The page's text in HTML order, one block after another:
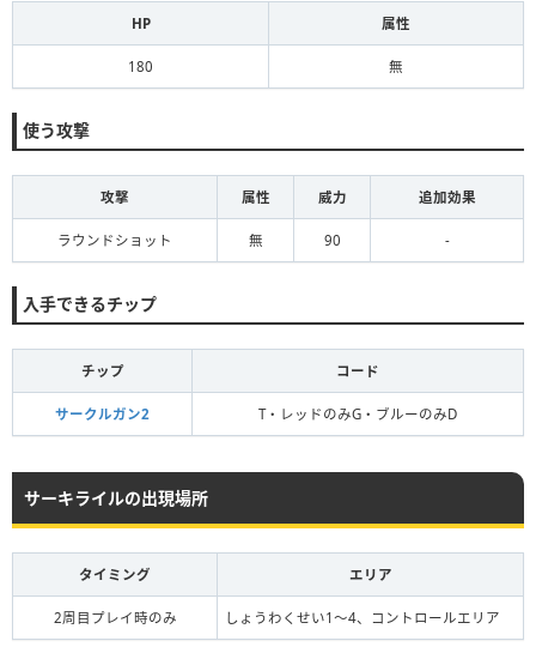
HP 属性
180 無
使う攻撃
攻撃 属性 威力 追加効果
ラウンドショット 無 90 -
入手できるチップ
チップ コード
サークルガン2 T・レッドのみG・ブルーのみD
サーキライルの出現場所
タイミング エリア
2周目プレイ時のみ しょうわくせい1〜4、コントロールエリア